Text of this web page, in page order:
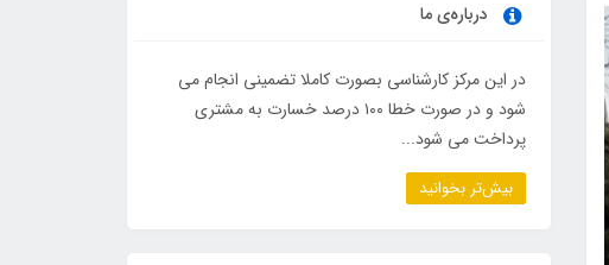
درباره‌ی ما
در این مرکز کارشناسی بصورت کاملا تضمینی انجام می
شود و در صورت خطا ۱۰۰ درصد خسارت به مشتری
پرداخت می شود...
بیش‌تر بخوانید